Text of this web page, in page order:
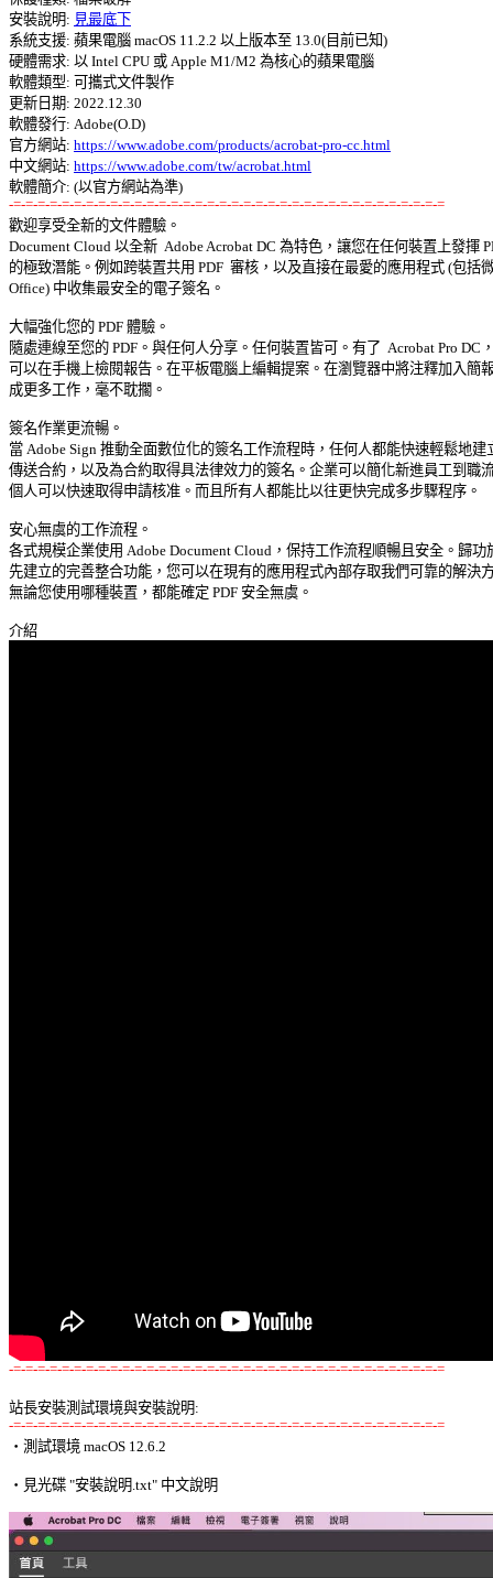
安裝說明: 見最底下
系統支援: 蘋果電腦 macOS 11.2.2 以上版本至 13.0(目前已知)
硬體需求: 以 Intel CPU 或 Apple M1/M2 為核心的蘋果電腦
軟體類型: 可攜式文件製作
更新日期: 2022.12.30
軟體發行: Adobe(O.D)
官方網站: https://www.adobe.com/products/acrobat-pro-cc.html
中文網站: https://www.adobe.com/tw/acrobat.html
-=-=-=-=-=-=-=-=-=-=-=-=-=-=-=-=-=-=-=-=-=-=-=-=-=-=-=-=-=-=-=-=-=-=-=-=
歡迎享受全新的文件體驗。
Document Cloud 以全新  Adobe Acrobat DC 為特色，讓您在任何裝置上發揮
的極致潛能。例如跨裝置共用 PDF  審核，以及直接在最愛的應用程式 (包括
Office) 中收集最安全的電子簽名。
大幅強化您的 PDF 體驗。
隨處連線至您的 PDF。與任何人分享。任何裝置皆可。有了  Acrobat Pro DC
可以在手機上檢閱報告。在平板電腦上編輯提案。在瀏覽器中將注釋加入簡
成更多工作，毫不耽擱。
簽名作業更流暢。
當 Adobe Sign 推動全面數位化的簽名工作流程時，任何人都能快速輕鬆地建
傳送合約，以及為合約取得具法律效力的簽名。企業可以簡化新進員工到職
個人可以快速取得申請核准。而且所有人都能比以往更快完成多步驟程序。
安心無虞的工作流程。
各式規模企業使用 Adobe Document Cloud，保持工作流程順暢且安全。歸功
先建立的完善整合功能，您可以在現有的應用程式內部存取我們可靠的解決
無論您使用哪種裝置，都能確定 PDF 安全無虞。
-=-=-=-=-=-=-=-=-=-=-=-=-=-=-=-=-=-=-=-=-=-=-=-=-=-=-=-=-=-=-=-=-=-=-=-=
站長安裝測試環境與安裝說明:
-=-=-=-=-=-=-=-=-=-=-=-=-=-=-=-=-=-=-=-=-=-=-=-=-=-=-=-=-=-=-=-=-=-=-=-=
‧測試環境 macOS 12.6.2
‧見光碟 "安裝說明.txt" 中文說明